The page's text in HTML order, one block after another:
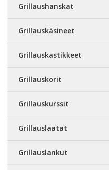
Grillaushanskat
Grillauskäsineet
Grillauskastikkeet
Grillauskorit
Grillauskurssit
Grillauslaatat
Grillauslankut